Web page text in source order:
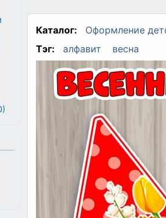
Каталог:
Оформление
Тэг:
алфавит весна